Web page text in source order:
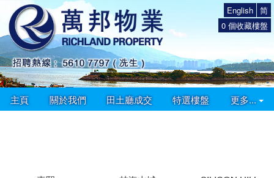
简
English
0 個收藏樓盤
主頁 關於我們 田土廳成交 特選樓盤 更多...